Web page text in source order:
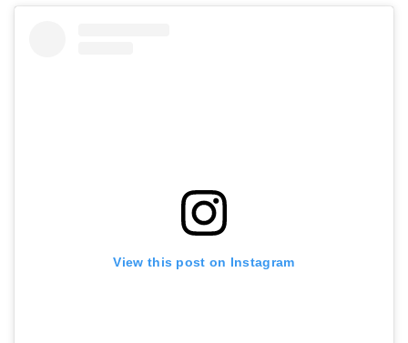
View this post on Instagram